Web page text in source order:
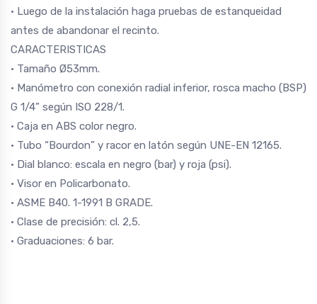
• Luego de la instalación haga pruebas de estanqueidad
antes de abandonar el recinto.
CARACTERISTICAS
• Tamaño Ø53mm.
• Manómetro con conexión radial inferior, rosca macho (BSP)
G 1/4” según ISO 228/1.
• Caja en ABS color negro.
• Tubo “Bourdon” y racor en latón según UNE-EN 12165.
• Dial blanco: escala en negro (bar) y roja (psi).
• Visor en Policarbonato.
• ASME B40. 1-1991 B GRADE.
• Clase de precisión: cl. 2,5.
• Graduaciones: 6 bar.